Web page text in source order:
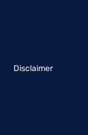
Disclaimer